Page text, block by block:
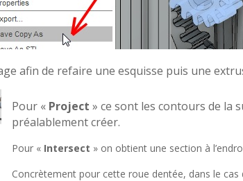
afin de refaire une esquisse puis une
Pour « Project » ce sont les contours de la
préalablement créer.
Pour « Intersect » on obtient une section à
Concrètement pour cette roue dentée, dans le cas